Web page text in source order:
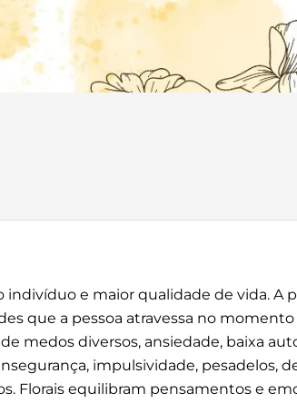
indivíduo e maior qualidade de vida. A
que a pessoa atravessa no
medos diversos, ansiedade, baixa
impulsividade, pesadelos,
Florais equilibram pensamentos e